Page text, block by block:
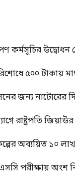
কর্মসূচির
৫০০ টাকায়
জন্য নাটোরের
রাষ্ট্রপতি
অব্যয়িত ১০
পরীক্ষায়